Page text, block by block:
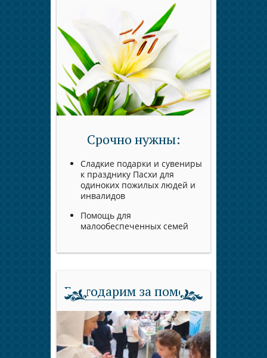
Срочно нужны:
Сладкие подарки и сувениры
к празднику Пасхи для
одиноких пожилых людей и
инвалидов
Помощь для
малообеспеченных семей
Благодарим за помощь